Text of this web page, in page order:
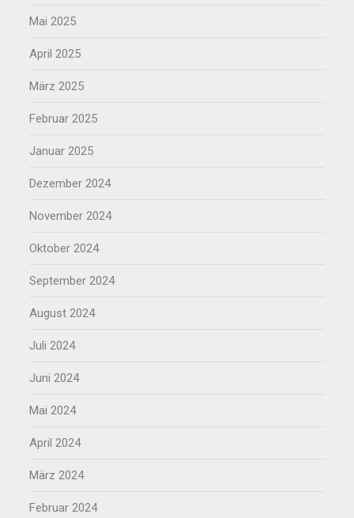
Mai 2025
April 2025
März 2025
Februar 2025
Januar 2025
Dezember 2024
November 2024
Oktober 2024
September 2024
August 2024
Juli 2024
Juni 2024
Mai 2024
April 2024
März 2024
Februar 2024